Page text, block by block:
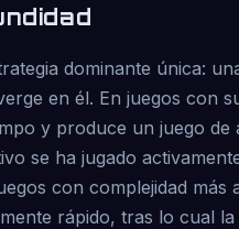
dominante única:
en él. En juegos con
y produce un juego de
se ha jugado
con complejidad más
rápido, tras lo cual